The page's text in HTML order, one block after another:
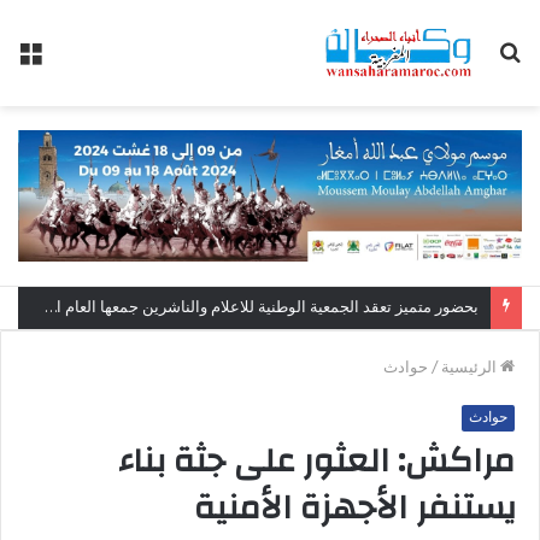
بحث
بحضور متميز تعقد الجمعية الوطنية للاعلام والناشرين جمعها العام العادي بالبيضاء.
الرئيسية/حوادث
حوادث
مراكش: العثور على جثة بناء
يستنفر الأجهزة الأمنية